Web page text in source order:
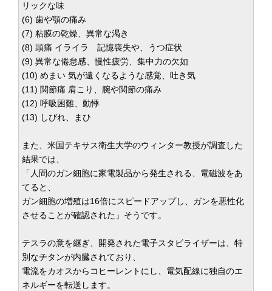
リックな味
(6) 歯や顎の痛み
(7) 粘膜の乾燥、異常な渇き
(8) 頭痛 イライラ 記憶喪失や、うつ症状
(9) 異常な倦怠感、慢性疲労、集中力の欠如
(10) めまい 気が遠くなるような感覚、吐き気
(11) 関節痛 肩こり、腕や関節の痛み
(12) 呼吸困難、動悸
(13) しびれ、まひ
また、米国テキサス衛生大学のウィンター教授が調査した
結果では、
「人間のガン細胞に家電製品から発生される、電磁波をあ
てると、
ガン細胞の増殖は16倍にスピードアップし、ガンを悪性化
させることが確認された」そうです。
テスラの意を継ぎ、開発された電子スタビライザーは、特
別なチタンが内臓されており、
電流をカオスからコヒーレントにし、電気配線に独自のエ
ネルギーを転送します。